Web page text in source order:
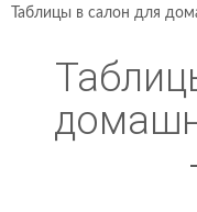
Таблицы в салон для